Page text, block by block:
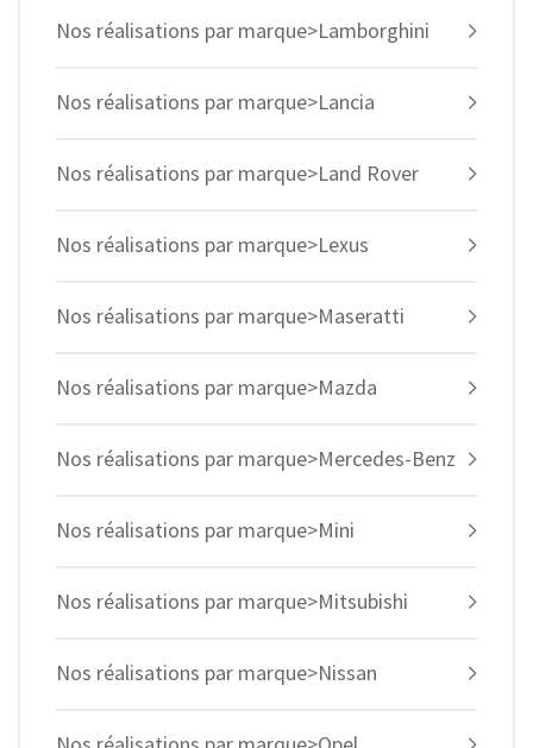
Nos réalisations par marque>Lamborghini
Nos réalisations par marque>Lancia
Nos réalisations par marque>Land Rover
Nos réalisations par marque>Lexus
Nos réalisations par marque>Maseratti
Nos réalisations par marque>Mazda
Nos réalisations par marque>Mercedes-Benz
Nos réalisations par marque>Mini
Nos réalisations par marque>Mitsubishi
Nos réalisations par marque>Nissan